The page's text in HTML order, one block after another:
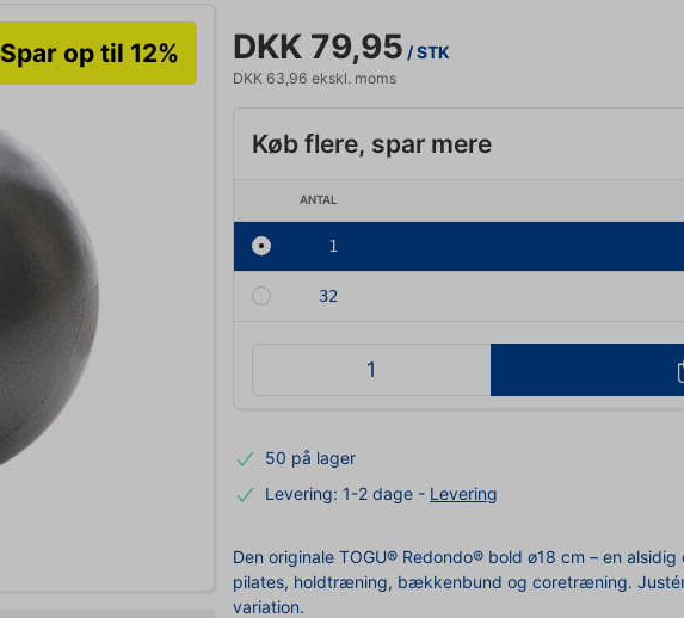
Spar op til 12% DKK 79,95 / STK
DKK 63,96 ekskl. moms
Køb flere, spar mere
ANTAL
1
32
50 på lager
Levering: 1-2 dage - Levering
Den originale TOGU® Redondo® bold ø18 cm – en
pilates, holdtræning, bækkenbund og coretræning.
variation.